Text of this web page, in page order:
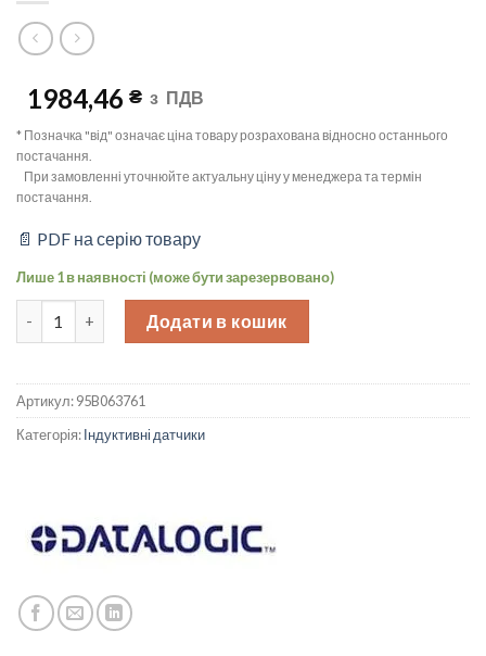
1984,46 ₴ з ПДВ
* Позначка "від" означає ціна товару розрахована відносно останнього
постачання.
При замовленні уточнюйте актуальну ціну у менеджера та термін
постачання.
📄 PDF на серію товару
Лише 1 в наявності (може бути зарезервовано)
Індуктивний датчик M30 короткий, Sn=20mm, PNP/NO, 2m
Додати в кошик
Артикул:95B063761
Категорія:Індуктивні датчики